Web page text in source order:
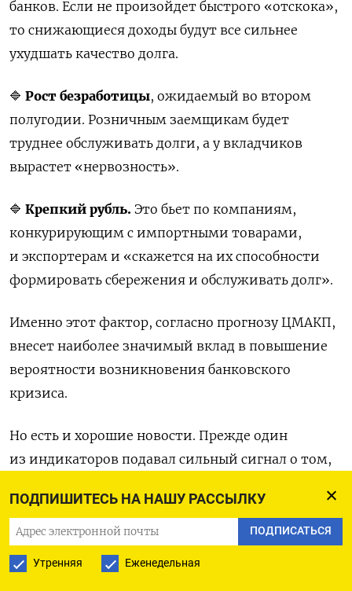
ПОДПИШИТЕСЬ НА НАШУ РАССЫЛКУ
ПОДПИСАТЬСЯ
Утренняя Еженедельная
банков. Если не произойдет быстрого «отскока»,
то снижающиеся доходы будут все сильнее
ухудшать качество долга.
🔷 Рост безработицы, ожидаемый во втором
полугодии. Розничным заемщикам будет
труднее обслуживать долги, а у вкладчиков
вырастет «нервозность».
🔷 Крепкий рубль. Это бьет по компаниям,
конкурирующим с импортными товарами,
и экспортерам и «скажется на их способности
формировать сбережения и обслуживать долг».
Именно этот фактор, согласно прогнозу ЦМАКП,
внесет наиболее значимый вклад в повышение
вероятности возникновения банковского
кризиса.
Но есть и хорошие новости. Прежде один
из индикаторов подавал сильный сигнал о том,
возникнет, то он будет затяжным (продлится
более года). Теперь этот сигнал, как ни странно,
исчез, говорится в докладе.